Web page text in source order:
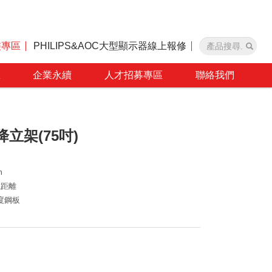
區 PHILIPS&AOC大型顯示器線上報修
企業永續 人才招募專區 聯絡我們
立架(75吋)
離
鋼板